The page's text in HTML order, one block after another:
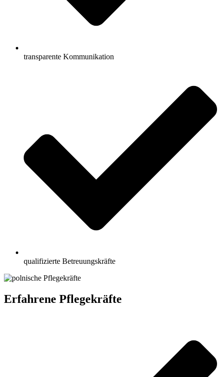
transparente Kommunikation
qualifizierte Betreuungskräfte
Erfahrene Pflegekräfte